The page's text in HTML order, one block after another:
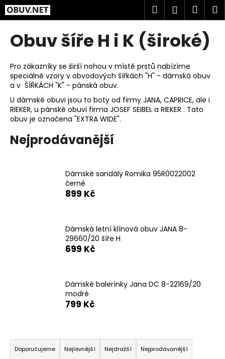
Přejít
na
obsah
Hledat
košík
Obuv šíře H i K (široké)
Pro zákazníky se širší nohou v místě prstů nabízíme
speciálně vzory v obvodových šířkách "H" - dámská obuv
a v ŠÍŘKÁCH "K" - pánská obuv.
U dámské obuvi jsou to boty od firmy JANA, CAPRICE, ale i
RIEKER, u pánské obuvi firma JOSEF SEIBEL a RIEKER . Tato
obuv je označena "EXTRA WIDE".
Nejprodávanější
Dámské sandály Romika 95R0022002
černé
899 Kč
Dámská letní klínová obuv JANA 8-
29660/20 šíře H
699 Kč
Dámské balerínky Jana DC 8-22169/20
modré
799 Kč
Ř
a
Doporučujeme Nejlevnější Nejdražší Nejprodávanější
K
o
o
p
o
t
ř
e
b
HLEDAT